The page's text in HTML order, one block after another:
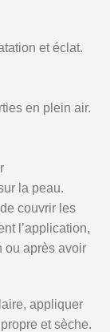
et éclat.
en plein air.
la peau.
couvrir les
l’application,
ou après avoir
appliquer
et sèche.